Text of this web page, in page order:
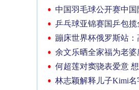
中国羽毛球公开赛中国
乒乓球亚锦赛国乒包
蹦床世界杯俄罗斯站
余文乐晒全家福为老
何超莲对窦骁表爱意
林志颖解释儿子Kimi